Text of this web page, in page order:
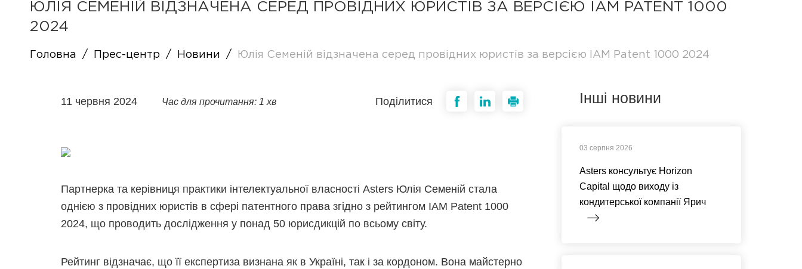
ЮЛІЯ СЕМЕНІЙ ВІДЗНАЧЕНА СЕРЕД ПРОВІДНИХ ЮРИСТІВ ЗА ВЕРСІЄЮ IAM PATENT 1000
2024
Головна / Прес-центр / Новини / Юлія Семеній відзначена серед провідних юристів за версією IAM Patent 1000 2024
11 червня 2024 Час для прочитання: 1 хв Поділитися
Партнерка та керівниця практики інтелектуальної власності Asters Юлія Семеній стала
однією з провідних юристів в сфері патентного права згідно з рейтингом IAM Patent 1000
2024, що проводить дослідження у понад 50 юрисдикцій по всьому світу.
Рейтинг відзначає, що її експертиза визнана як в Україні, так і за кордоном. Вона майстерно
Інші новини
03 серпня 2026
Asters консультує Horizon
Capital щодо виходу із
кондитерської компанії Ярич